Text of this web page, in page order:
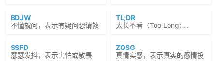
BDJW
不懂就问，表示有疑问想请教
TL;DR
太长不看（Too Long; ...
SSFD
瑟瑟发抖，表示害怕或敬畏
ZQSG
真情实感，表示真实的感情投